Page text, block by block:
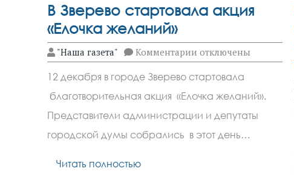
В Зверево стартовала акция
«Елочка желаний»
"Наша газета" Комментариик
записи
Зверево
стартовала
акция
«Елочка желаний»
отключены
12 декабря в городе Зверево стартовала
благотворительная акция «Елочка желаний».
Представители администрации и депутаты
городской думы собрались в этот день…
Читать полностью